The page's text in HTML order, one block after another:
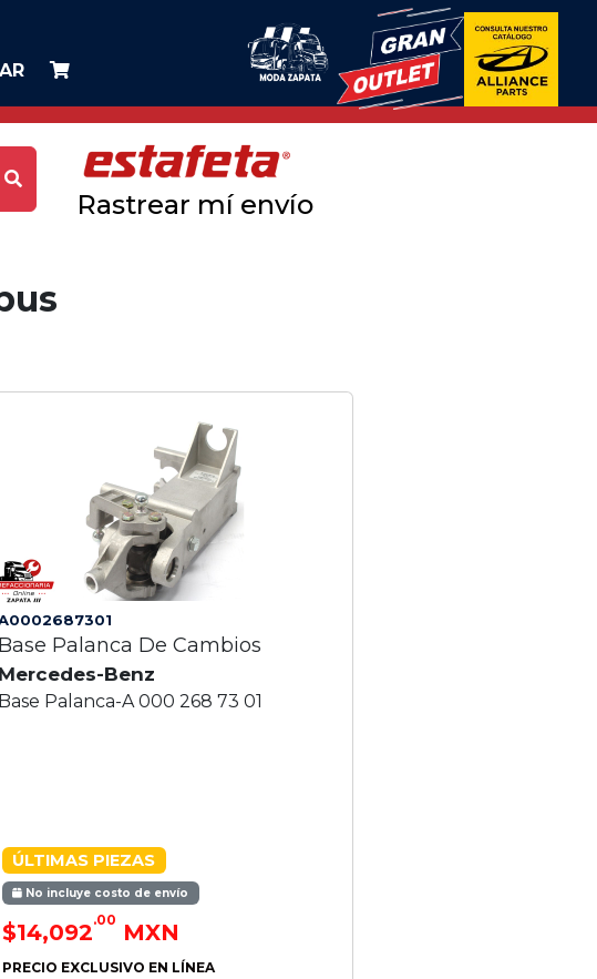
Rastrear mí envío
Base Palanca De Cambios
Mercedes-Benz
Base Palanca-A 000 268 73 01
ÚLTIMAS PIEZAS
No incluye costo de envío
$14,092.00 MXN
PRECIO EXCLUSIVO EN LÍNEA